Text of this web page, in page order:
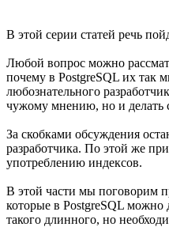
В этой серии статей речь
Любой вопрос можно
почему в PostgreSQL их так
любознательного
чужому мнению, но и делать
За скобками обсуждения
разработчика. По этой же
употреблению индексов.
В этой части мы поговорим
которые в PostgreSQL
такого длинного, но